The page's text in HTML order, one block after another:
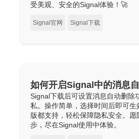
受美观、安全的Signal体验！🚀
Signal官网 Signal下载
如何开启Signal中的消息
Signal下载后可设置消息自动删除
私。操作简单，选择时间后即可生
版都支持，轻松保障隐私安全。愿
步，尽在Signal使用中体验。